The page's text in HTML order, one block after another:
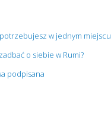
w jednym miejscu
o siebie w Rumi?
podpisana